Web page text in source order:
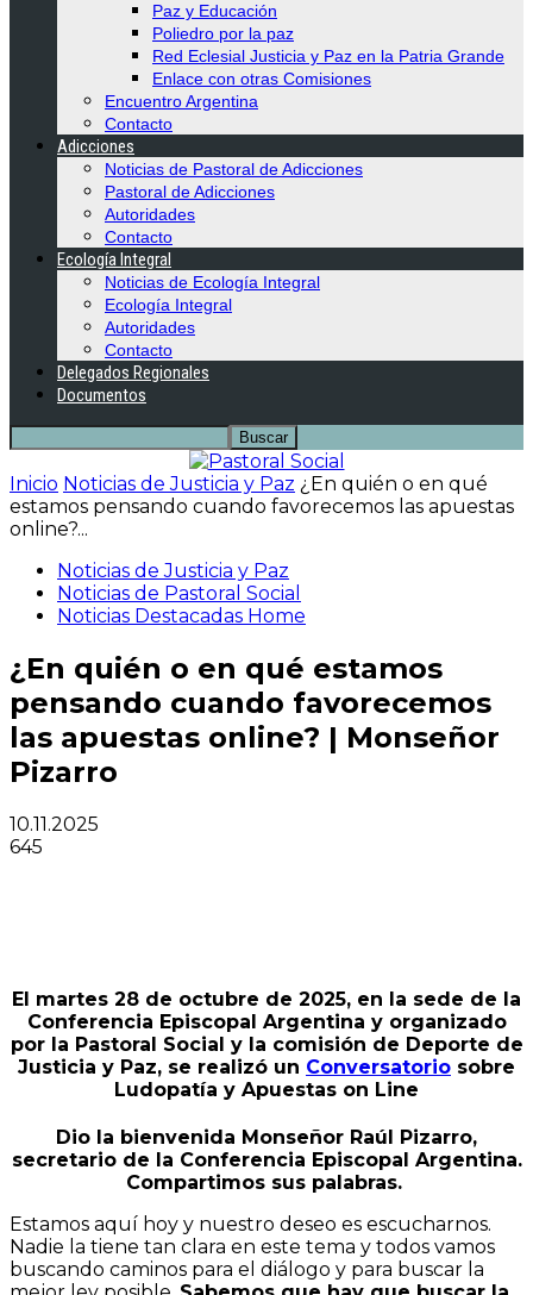
Paz y Educación
Poliedro por la paz
Red Eclesial Justicia y Paz en la Patria Grande
Enlace con otras Comisiones
Encuentro Argentina
Contacto
Adicciones
Noticias de Pastoral de Adicciones
Pastoral de Adicciones
Autoridades
Contacto
Ecología Integral
Noticias de Ecología Integral
Ecología Integral
Autoridades
Contacto
Delegados Regionales
Documentos
Inicio Noticias de Justicia y Paz ¿En quién o en qué
estamos pensando cuando favorecemos las apuestas
online?...
Noticias de Justicia y Paz
Noticias de Pastoral Social
Noticias Destacadas Home
¿En quién o en qué estamos
pensando cuando favorecemos
las apuestas online? | Monseñor
Pizarro
10.11.2025
645
El martes 28 de octubre de 2025, en la sede de la
Conferencia Episcopal Argentina y organizado
por la Pastoral Social y la comisión de Deporte de
Justicia y Paz, se realizó un Conversatorio sobre
Ludopatía y Apuestas on Line
Dio la bienvenida Monseñor Raúl Pizarro,
secretario de la Conferencia Episcopal Argentina.
Compartimos sus palabras.
Estamos aquí hoy y nuestro deseo es escucharnos.
Nadie la tiene tan clara en este tema y todos vamos
buscando caminos para el diálogo y para buscar la